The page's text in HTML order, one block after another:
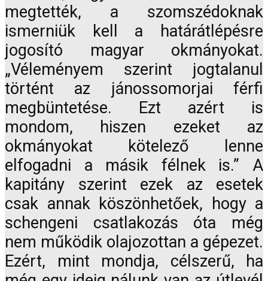
megtették, a szomszédoknak
ismerniük kell a határátlépésre
jogosító magyar okmányokat.
„Véleményem szerint jogtalanul
történt az jánossomorjai férfi
megbüntetése. Ezt azért is
mondom, hiszen ezeket az
okmányokat kötelező lenne
elfogadni a másik félnek is.” A
kapitány szerint ezek az esetek
csak annak köszönhetőek, hogy a
schengeni csatlakozás óta még
nem működik olajozottan a gépezet.
Ezért, mint mondja, célszerű, ha